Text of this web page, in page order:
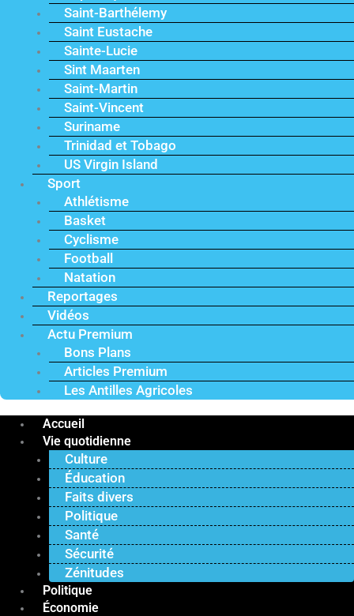
Saint-Barthélemy
Saint Eustache
Sainte-Lucie
Sint Maarten
Saint-Martin
Saint-Vincent
Suriname
Trinidad et Tobago
US Virgin Island
Sport
Athlétisme
Basket
Cyclisme
Football
Natation
Reportages
Vidéos
Actu Premium
Bons Plans
Articles Premium
Les Antilles Agricoles
Accueil
Vie quotidienne
Culture
Éducation
Faits divers
Politique
Santé
Sécurité
Zénitudes
Politique
Économie